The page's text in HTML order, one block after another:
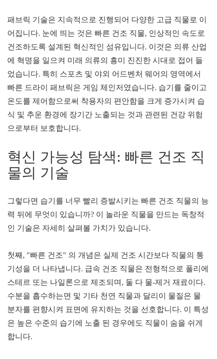
패브릭 기술은 지속적으로 진행되어 다양한 고급 직물로 이
어집니다. 눈에 띄는 것은 빠른 건조 직물, 인상적인 속도로
건조하도록 설계된 혁신적인 섬유입니다. 이것은 의류 산업
에 혁명을 일으켜 미래 의류의 흥미 진진한 시대로 접어 들
었습니다. 특히 스포츠 및 야외 어드벤처 웨어의 영역에서
빠른 드라이 패브릭은 게임 체인저였습니다. 습기를 줄이고
온도를 제어함으로써 착용자의 편안함을 크게 증가시켜 습
식 및 추운 환경에 장기간 노출되는 것과 관련된 건강 위험
으로부터 보호합니다.
혁신 가능성 탐색: 빠른 건조 직
물의 기술
그렇다면 습기를 너무 빨리 증발시키는 빠른 건조 직물의 능
력 뒤에 무엇이 있습니까? 이 놀라운 직물을 만드는 독창적
인 기술은 자세히 살펴볼 가치가 있습니다.
첫째, "빠른 건조" 의 개념은 실제 건조 시간보다 직물의 통
기성을 더 나타냅니다. 급속 건조 직물은 전형적으로 폴리에
스테르 또는 나일론으로 제조되며, 둘 다 물-제거 재료이다.
수분을 흡수하는면 및 기타 천연 직물과 달리이 물질은 물
분자를 편향시켜 표면에 유지하는 것을 선호합니다. 이 특성
은 높은 수준의 습기에 노출 된 경우에도 직물이 숨을 쉬게
합니다.